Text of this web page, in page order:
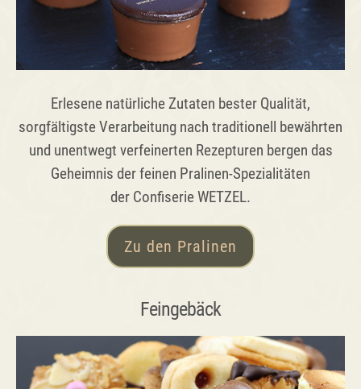
Erlesene natürliche Zutaten bester Qualität,
sorgfältigste Verarbeitung nach traditionell bewährten
und unentwegt verfeinerten Rezepturen bergen das
Geheimnis der feinen Pralinen-Spezialitäten
der Confiserie WETZEL.
Zu den Pralinen
Feingebäck